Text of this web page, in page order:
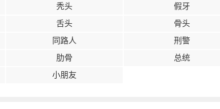
秃头 假牙
舌头 骨头
同路人 刑警
肋骨 总统
小朋友